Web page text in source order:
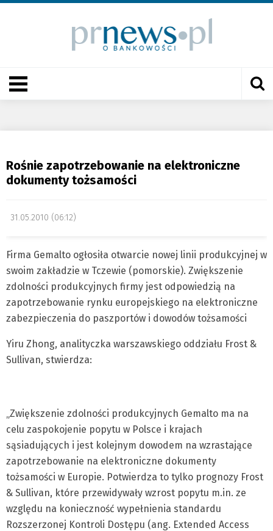
Rośnie zapotrzebowanie na elektroniczne
dokumenty tożsamości
31.05.2010 (06:12)
Firma Gemalto ogłosiła otwarcie nowej linii produkcyjnej w
swoim zakładzie w Tczewie (pomorskie). Zwiększenie
zdolności produkcyjnych firmy jest odpowiedzią na
zapotrzebowanie rynku europejskiego na elektroniczne
zabezpieczenia do paszportów i dowodów tożsamości
Yiru Zhong, analityczka warszawskiego oddziału Frost &
Sullivan, stwierdza:
„Zwiększenie zdolności produkcyjnych Gemalto ma na
celu zaspokojenie popytu w Polsce i krajach
sąsiadujących i jest kolejnym dowodem na wzrastające
zapotrzebowanie na elektroniczne dokumenty
tożsamości w Europie. Potwierdza to tylko prognozy Frost
& Sullivan, które przewidywały wzrost popytu m.in. ze
względu na konieczność wypełnienia standardu
Rozszerzonej Kontroli Dostępu (ang. Extended Access